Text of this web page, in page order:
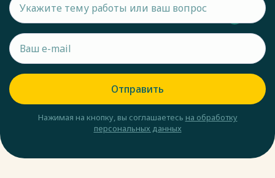
Отправить
Нажимая на кнопку, вы соглашаетесь на обработку
персональных данных